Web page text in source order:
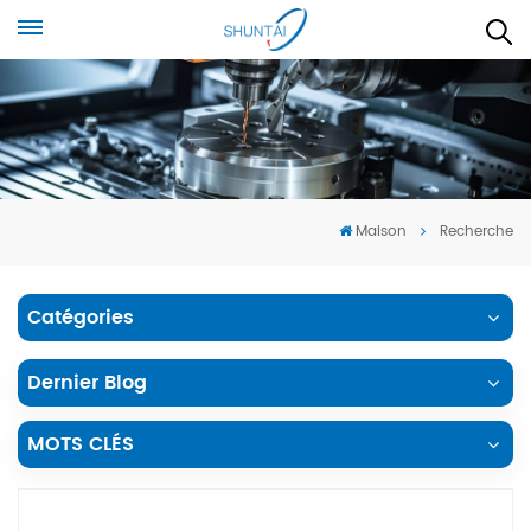
Maison Recherche
Catégories
Dernier Blog
MOTS CLÉS